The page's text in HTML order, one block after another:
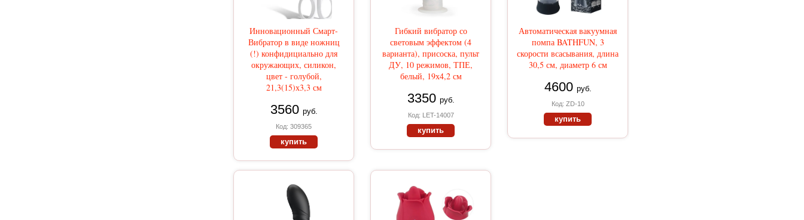
Инновационный Смарт-
Вибратор в виде ножниц
(!) конфидициально для
окружающих, силикон,
цвет - голубой,
21,3(15)х3,3 см
3560 руб.
Код: 309365
купить
Гибкий вибратор со
световым эффектом (4
варианта), присоска, пульт
ДУ, 10 режимов, ТПЕ,
белый, 19х4,2 см
3350 руб.
Код: LET-14007
купить
Автоматическая вакуумная
помпа BATHFUN, 3
скорости всасывания, длина
30,5 см, диаметр 6 см
4600 руб.
Код: ZD-10
купить